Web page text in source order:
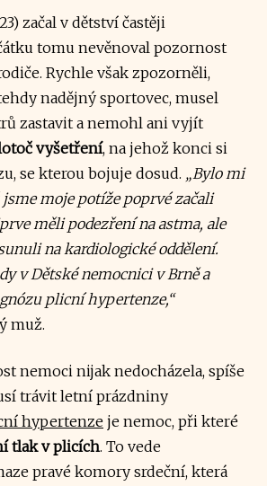
začal v dětství častěji
tomu nevěnoval pozornost
Rychle však zpozorněli,
nadějný sportovec, musel
zastavit a nemohl ani vyjít
vyšetření, na jehož konci si
se kterou bojuje dosud. „Bylo mi
moje potíže poprvé začali
měli podezření na astma, ale
na kardiologické oddělení.
v Dětské nemocnici v Brně a
plicní hypertenze,“
muž.
nemoci nijak nedocházela, spíše
trávit letní prázdniny
hypertenze je nemoc, při které
tlak v plicích. To vede
pravé komory srdeční, která